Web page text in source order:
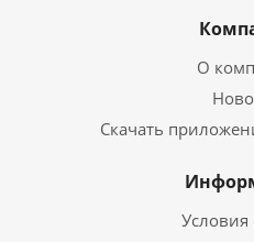
О
Скачать
Условия